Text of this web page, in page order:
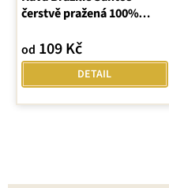
čerstvě pražená 100%
produktu
4,8
5
hvězdiček.
od 109 Kč
DETAIL